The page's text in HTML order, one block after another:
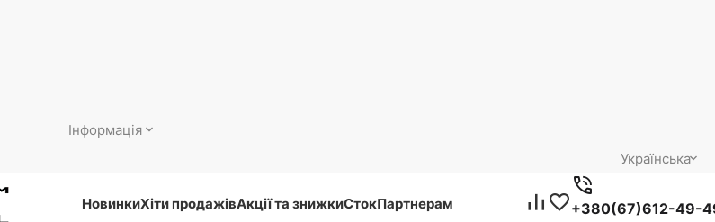
Інформація
Українська
НовинкиХіти продажівАкції та знижкиСтокПартнерам +380(67)612-49-